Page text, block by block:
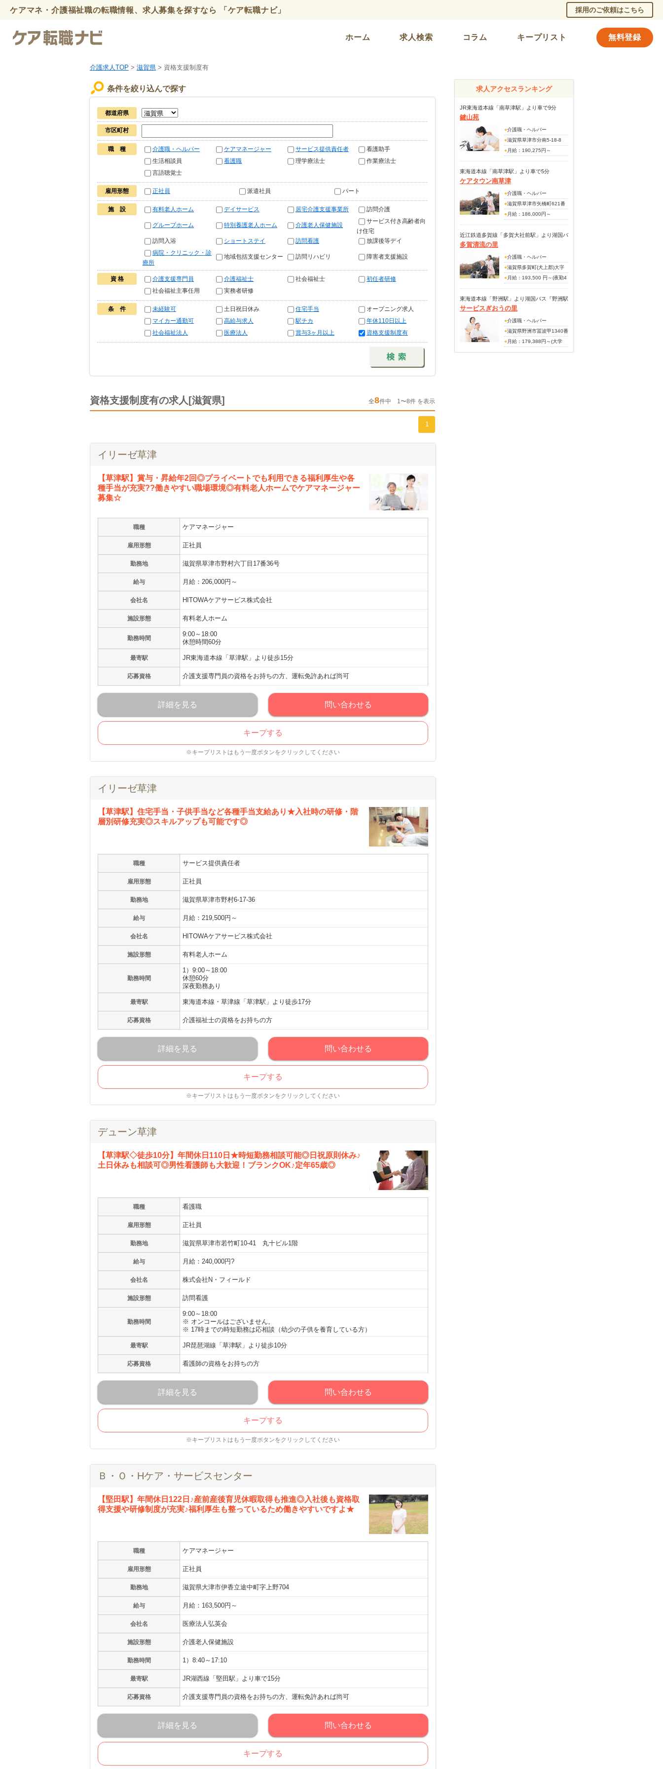
ケアマネ・介護福祉職の転職情報、求人募集を探すなら 「ケア転職ナビ」 採用のご依頼はこちら
ホーム 求人検索 コラム キープリスト 無料登録
介護求人TOP > 滋賀県 > 資格支援制度有
条件を絞り込んで探す
都道府県
市区町村
職 種 介護職・ヘルパー ケアマネージャー サービス提供責任者
看護助手
生活相談員
看護職 理学療法士
作業療法士
言語聴覚士
雇用形態 正社員 派遣社員 パート
施 設 有料老人ホーム デイサービス 居宅介護支援事業所 訪問介護
グループホーム 特別養護老人ホーム 介護老人保健施設
サービス付き高齢者向
け住宅
訪問入浴
ショートステイ 訪問看護
放課後等デイ
病院・クリニック・診
療所
地域包括支援センター 訪問リハビリ 障害者支援施設
資 格 介護支援専門員 介護福祉士 社会福祉士
初任者研修
社会福祉主事任用
実務者研修
条 件 未経験可 土日祝日休み 住宅手当
オープニング求人
マイカー通勤可
高給与求人 駅チカ
年休110日以上
社会福祉法人
医療法人 賞与3ヶ月以上 資格支援制度有
資格支援制度有の求人[滋賀県] 全8件中 1〜8件 を表示
1
イリーゼ草津
【草津駅】賞与・昇給年2回◎プライベートでも利用できる福利厚生や各
種手当が充実??働きやすい職場環境◎有料老人ホームでケアマネージャー
募集☆
職種 ケアマネージャー
雇用形態 正社員
勤務地 滋賀県草津市野村六丁目17番36号
給与 月給：206,000円～
会社名 HITOWAケアサービス株式会社
施設形態 有料老人ホーム
勤務時間
9:00～18:00
休憩時間60分
最寄駅 JR東海道本線「草津駅」より徒歩15分
応募資格 介護支援専門員の資格をお持ちの方、運転免許あれば尚可
詳細を見る 問い合わせる
キープする
※キープリストはもう一度ボタンをクリックしてください
イリーゼ草津
【草津駅】住宅手当・子供手当など各種手当支給あり★入社時の研修・階
層別研修充実◎スキルアップも可能です◎
職種 サービス提供責任者
雇用形態 正社員
勤務地 滋賀県草津市野村6-17-36
給与 月給：219,500円～
会社名 HITOWAケアサービス株式会社
施設形態 有料老人ホーム
勤務時間
1）9:00～18:00
休憩60分
深夜勤務あり
最寄駅 東海道本線・草津線「草津駅」より徒歩17分
応募資格 介護福祉士の資格をお持ちの方
詳細を見る 問い合わせる
キープする
※キープリストはもう一度ボタンをクリックしてください
デューン草津
【草津駅◇徒歩10分】年間休日110日★時短勤務相談可能◎日祝原則休み♪
土日休みも相談可◎男性看護師も大歓迎！ブランクOK♪定年65歳◎
職種 看護職
雇用形態 正社員
勤務地 滋賀県草津市若竹町10-41 丸十ビル1階
給与 月給：240,000円?
会社名 株式会社N・フィールド
施設形態 訪問看護
勤務時間
9:00～18:00
※ オンコールはございません。
※ 17時までの時短勤務は応相談（幼少の子供を養育している方）
最寄駅 JR琵琶湖線「草津駅」より徒歩10分
応募資格 看護師の資格をお持ちの方
詳細を見る 問い合わせる
キープする
※キープリストはもう一度ボタンをクリックしてください
Ｂ・Ｏ・Hケア・サービスセンター
【堅田駅】年間休日122日♪産前産後育児休暇取得も推進◎入社後も資格取
得支援や研修制度が充実♪福利厚生も整っているため働きやすいですよ★
職種 ケアマネージャー
雇用形態 正社員
勤務地 滋賀県大津市伊香立途中町字上野704
給与 月給：163,500円～
会社名 医療法人弘英会
施設形態 介護老人保健施設
勤務時間 1）8:40～17:10
最寄駅 JR湖西線「堅田駅」より車で15分
応募資格 介護支援専門員の資格をお持ちの方、運転免許あれば尚可
詳細を見る 問い合わせる
キープする
求人アクセスランキング
JR東海道本線「南草津駅」より車で9分
鍵山苑
●介護職・ヘルパー
●滋賀県草津市分南5-18-8
● 月給：190,275円～
229,325円
(別途手当)
資格手当：15,000円(介護福
祉士)9,000円(初任者研修等)
夜勤手当：7,000円／回(月5
～6回)
会議手当：2,000円／回
扶養手当
東海道本線「南草津駅」より車で5分
ケアタウン南草津
●介護職・ヘルパー
●滋賀県草津市矢橋町621番
地
● 月給：186,000円～
243,300円
（手当内訳）
20,000円
調整手当：15,000円～
27,800円
処遇改善手当：20,000円～
（別途手当）
夜勤手当：1回7,000円
家族手当：月2,000円～
10,000円
賞与あり(年3回・計4.00月分
支給）
近江鉄道多賀線「多賀大社前駅」より湖国バ
ス『大君ヶ畑』行「清流の里前」下車徒歩1
多賀清流の里
●介護職・ヘルパー
●滋賀県多賀町(犬上郡)大字
佐目675番地
● 月給：193,500 円～(夜勤4
回含む)
月給：208,500円～(夜勤4回
含む)※介護福祉士の場合
※経験加算あり
(手当内訳)
作業服手当：1,000円
処遇改善手当：8,000円
東海道本線「野洲駅」より湖国バス『野洲駅
北口』行「総合体育館前」下車徒歩3分
サービスぎおうの里
●介護職・ヘルパー
●滋賀県野洲市冨波甲1340番
地1
● 月給：179,388円～(大学
卒)